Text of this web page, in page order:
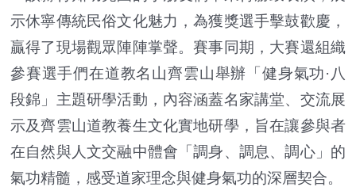
示休寧傳統民俗文化魅力，為獲獎選手擊鼓歡慶，
贏得了現場觀眾陣陣掌聲。賽事同期，大賽還組織
參賽選手們在道教名山齊雲山舉辦「健身氣功·八
段錦」主題研學活動，內容涵蓋名家講堂、交流展
示及齊雲山道教養生文化實地研學，旨在讓參與者
在自然與人文交融中體會「調身、調息、調心」的
氣功精髓，感受道家理念與健身氣功的深層契合。